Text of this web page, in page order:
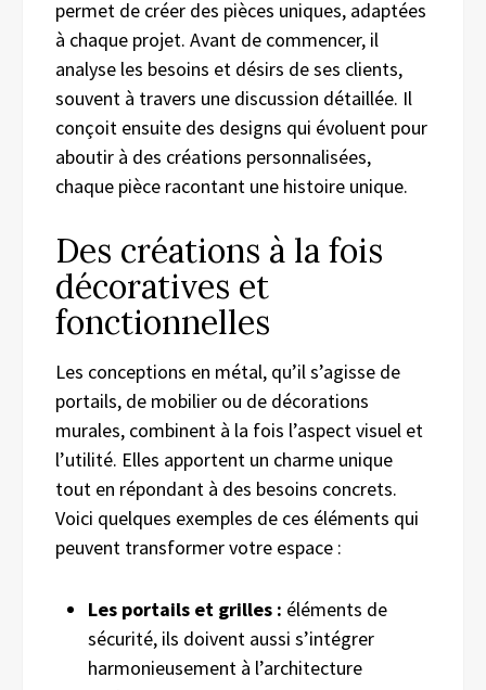
permet de créer des pièces uniques, adaptées
à chaque projet. Avant de commencer, il
analyse les besoins et désirs de ses clients,
souvent à travers une discussion détaillée. Il
conçoit ensuite des designs qui évoluent pour
aboutir à des créations personnalisées,
chaque pièce racontant une histoire unique.
Des créations à la fois
décoratives et
fonctionnelles
Les conceptions en métal, qu’il s’agisse de
portails, de mobilier ou de décorations
murales, combinent à la fois l’aspect visuel et
l’utilité. Elles apportent un charme unique
tout en répondant à des besoins concrets.
Voici quelques exemples de ces éléments qui
peuvent transformer votre espace :
Les portails et grilles : éléments de
sécurité, ils doivent aussi s’intégrer
harmonieusement à l’architecture